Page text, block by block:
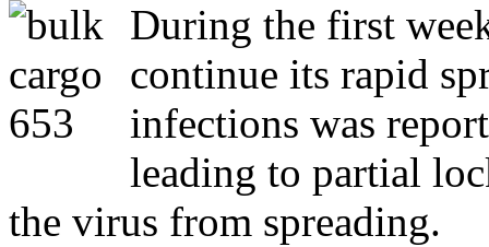
During the first
continue its rapid
infections was
leading to partial
the virus from spreading.